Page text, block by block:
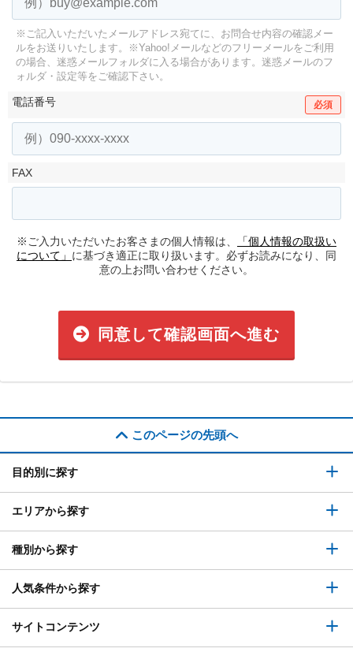
※ご記入いただいたメールアドレス宛てに、お問合せ内容の確認メー
ルをお送りいたします。
※Yahoo!メールなどのフリーメールをご利用
の場合、迷惑メールフォルダに入る場合があります。 迷惑メールのフ
ォルダ・設定等をご確認下さい。
電話番号 必須
FAX
※ご入力いただいたお客さまの個人情報は、
「個人情報の取扱い
について」 に基づき適正に取り扱います。必ずお読みになり、同
意の上お問い合わせください。
同意して確認画面へ進む
このページの先頭へ
目的別に探す
エリアから探す
種別から探す
人気条件から探す
サイトコンテンツ